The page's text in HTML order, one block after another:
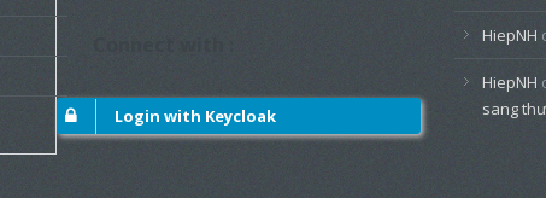
Login with Keycloak
HiepNH
HiepNH
sang